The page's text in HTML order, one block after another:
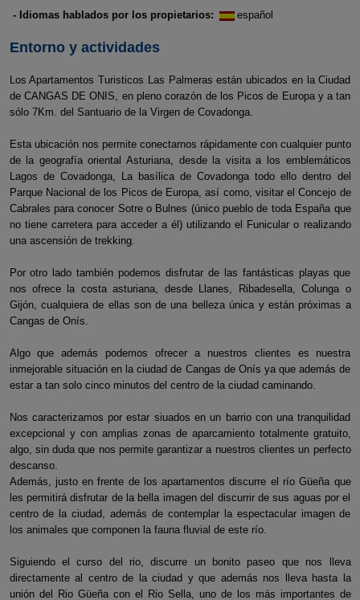
- Idiomas hablados por los propietarios: español
Entorno y actividades
Los Apartamentos Turisticos Las Palmeras están ubicados en la Ciudad
de CANGAS DE ONIS, en pleno corazón de los Picos de Europa y a tan
sólo 7Km. del Santuario de la Virgen de Covadonga.
Esta ubicación nos permite conectarnos rápidamente con cualquier punto
de la geografía oriental Asturiana, desde la visita a los emblemáticos
Lagos de Covadonga, La basílica de Covadonga todo ello dentro del
Parque Nacional de los Picos de Europa, así como, visitar el Concejo de
Cabrales para conocer Sotre o Bulnes (único pueblo de toda España que
no tiene carretera para acceder a él) utilizando el Funicular o realizando
una ascensión de trekking.
Por otro lado también podemos disfrutar de las fantásticas playas que
nos ofrece la costa asturiana, desde Llanes, Ribadesella, Colunga o
Gijón, cualquiera de ellas son de una belleza única y están próximas a
Cangas de Onís.
Algo que además podemos ofrecer a nuestros clientes es nuestra
inmejorable situación en la ciudad de Cangas de Onís ya que además de
estar a tan solo cinco minutos del centro de la ciudad caminando.
Nos caracterizamos por estar siuados en un barrio con una tranquilidad
excepcional y con amplias zonas de aparcamiento totalmente gratuito,
algo, sin duda que nos permite garantizar a nuestros clientes un perfecto
descanso.
Además, justo en frente de los apartamentos discurre el río Güeña que
les permitirá disfrutar de la bella imagen del discurrir de sus aguas por el
centro de la ciudad, además de contemplar la espectacular imagen de
los animales que componen la fauna fluvial de este río.
Siguiendo el curso del rio, discurre un bonito paseo que nos lleva
directamente al centro de la ciudad y que además nos lleva hasta la
unión del Rio Güeña con el Rio Sella, uno de los más importantes de